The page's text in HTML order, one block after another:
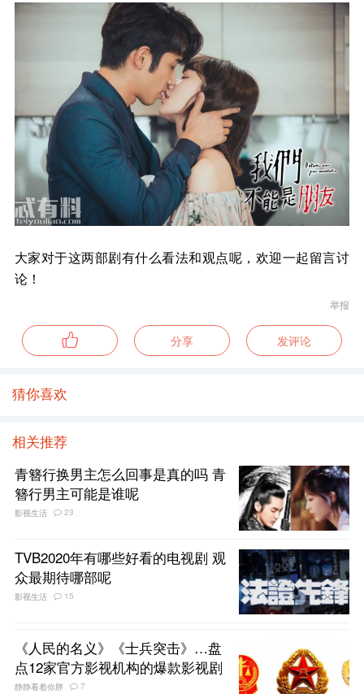
大家对于这两部剧有什么看法和观点呢，欢迎一起留言讨
论！
举报
分享 发评论
猜你喜欢
相关推荐
青簪行换男主怎么回事是真的吗 青
簪行男主可能是谁呢
影视生活 23
TVB2020年有哪些好看的电视剧 观
众最期待哪部呢
影视生活 15
《人民的名义》《士兵突击》…盘
点12家官方影视机构的爆款影视剧
静静看着你胖 7